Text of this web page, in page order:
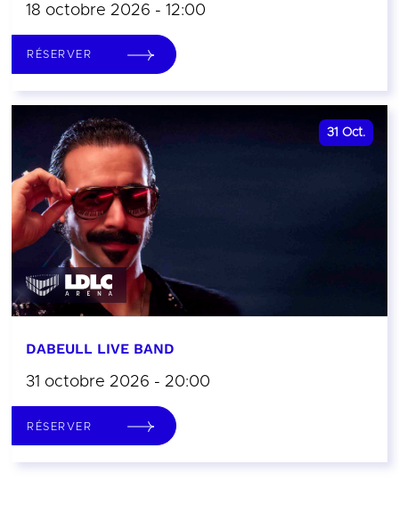
18 octobre 2026 - 12:00
RÉSERVER
31 Oct.
DABEULL LIVE BAND
31 octobre 2026 - 20:00
RÉSERVER